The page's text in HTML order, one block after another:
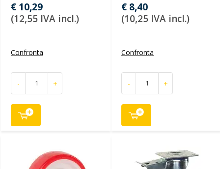
€ 10,29
(12,55 IVA incl.)
Confronta
- +
€ 8,40
(10,25 IVA incl.)
Confronta
- +